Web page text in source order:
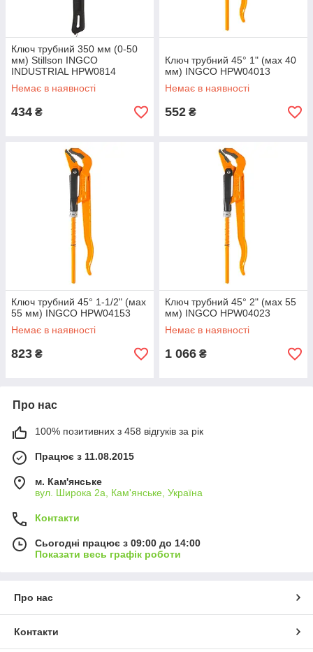
Ключ трубний 350 мм (0-50
мм) Stillson INGCO
INDUSTRIAL HPW0814
Немає в наявності
434 ₴
Ключ трубний 45° 1" (мах 40
мм) INGCO HPW04013
Немає в наявності
552 ₴
Ключ трубний 45° 1-1/2" (мах
55 мм) INGCO HPW04153
Немає в наявності
823 ₴
Ключ трубний 45° 2" (мах 55
мм) INGCO HPW04023
Немає в наявності
1 066 ₴
Про нас
100% позитивних з 458 відгуків за рік
Працює з 11.08.2015
м. Кам'янське
вул. Широка 2а, Кам'янське, Україна
Контакти
Сьогодні працює з 09:00 до 14:00
Показати весь графік роботи
Про нас
Контакти